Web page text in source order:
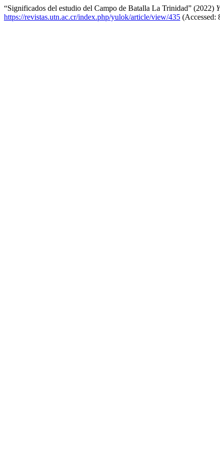
“Significados del estudio del Campo de Batalla La Trinidad” (2022)
https://revistas.utn.ac.cr/index.php/yulok/article/view/435 (Accessed: